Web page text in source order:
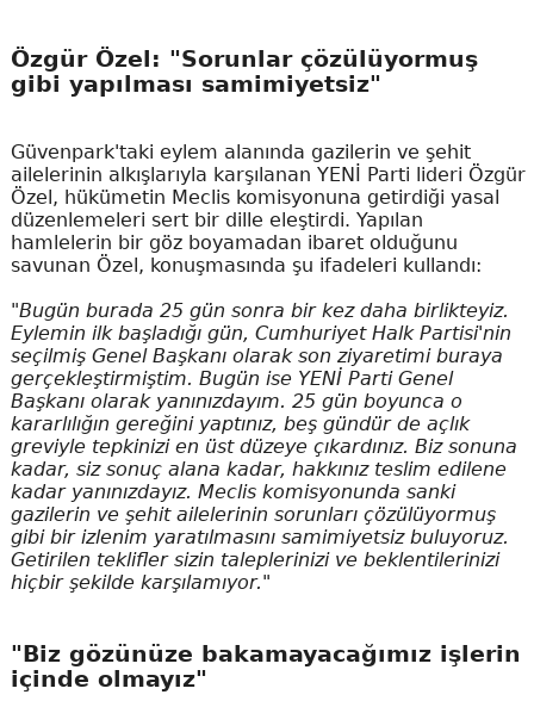
Özgür Özel: "Sorunlar çözülüyormuş
gibi yapılması samimiyetsiz"
Güvenpark'taki eylem alanında gazilerin ve şehit
ailelerinin alkışlarıyla karşılanan YENİ Parti lideri Özgür
Özel, hükümetin Meclis komisyonuna getirdiği yasal
düzenlemeleri sert bir dille eleştirdi. Yapılan
hamlelerin bir göz boyamadan ibaret olduğunu
savunan Özel, konuşmasında şu ifadeleri kullandı:
"Bugün burada 25 gün sonra bir kez daha birlikteyiz.
Eylemin ilk başladığı gün, Cumhuriyet Halk Partisi'nin
seçilmiş Genel Başkanı olarak son ziyaretimi buraya
gerçekleştirmiştim. Bugün ise YENİ Parti Genel
Başkanı olarak yanınızdayım. 25 gün boyunca o
kararlılığın gereğini yaptınız, beş gündür de açlık
greviyle tepkinizi en üst düzeye çıkardınız. Biz sonuna
kadar, siz sonuç alana kadar, hakkınız teslim edilene
kadar yanınızdayız. Meclis komisyonunda sanki
gazilerin ve şehit ailelerinin sorunları çözülüyormuş
gibi bir izlenim yaratılmasını samimiyetsiz buluyoruz.
Getirilen teklifler sizin taleplerinizi ve beklentilerinizi
hiçbir şekilde karşılamıyor."
"Biz gözünüze bakamayacağımız işlerin
içinde olmayız"